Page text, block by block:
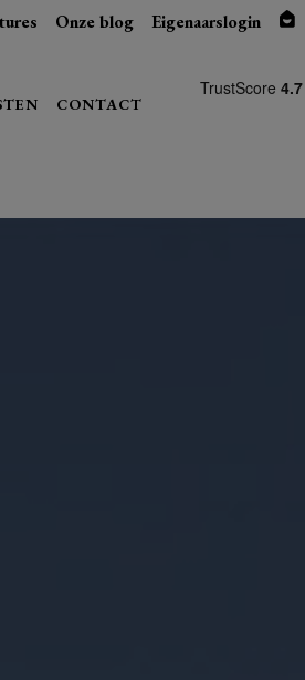
Onze blog Eigenaarslogin
CONTACT